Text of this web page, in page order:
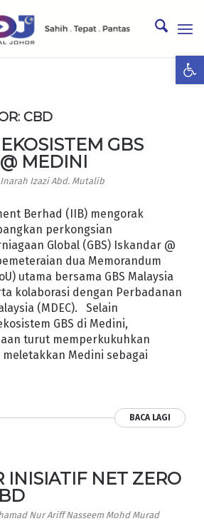
CBD
GBS
MEDINI
Izazi Abd. Mutalib
Berhad (IIB) mengorak
perkongsian
Global (GBS) Iskandar @
dua Memorandum
utama bersama GBS Malaysia
kolaborasi dengan Perbadanan
(MDEC). Selain
GBS di Medini,
turut memperkukuhkan
Medini sebagai
BACA LAGI
INISIATIF NET ZERO
Nur Ariff Nasseem Mohd Murad